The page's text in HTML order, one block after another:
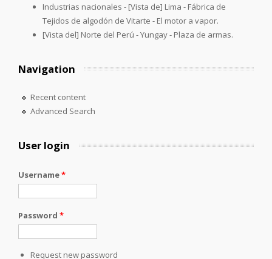
Industrias nacionales - [Vista de] Lima - Fábrica de
Tejidos de algodón de Vitarte - El motor a vapor.
[Vista del] Norte del Perú - Yungay - Plaza de armas.
Navigation
Recent content
Advanced Search
User login
Username*
Password *
Request new password